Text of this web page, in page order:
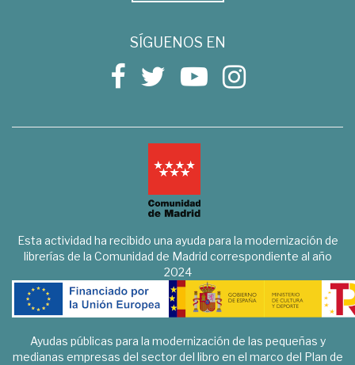
SÍGUENOS EN
Esta actividad ha recibido una ayuda para la modernización de
librerías de la Comunidad de Madrid correspondiente al año
2024
Ayudas públicas para la modernización de las pequeñas y
medianas empresas del sector del libro en el marco del Plan de